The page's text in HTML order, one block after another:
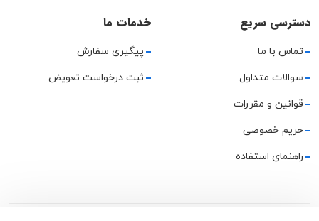
دسترسی سریع
تماس با ما
سوالات متداول
قوانین و مقررات
حریم خصوصی
راهنمای استفاده
خدمات ما
پیگیری سفارش
ثبت درخواست تعویض